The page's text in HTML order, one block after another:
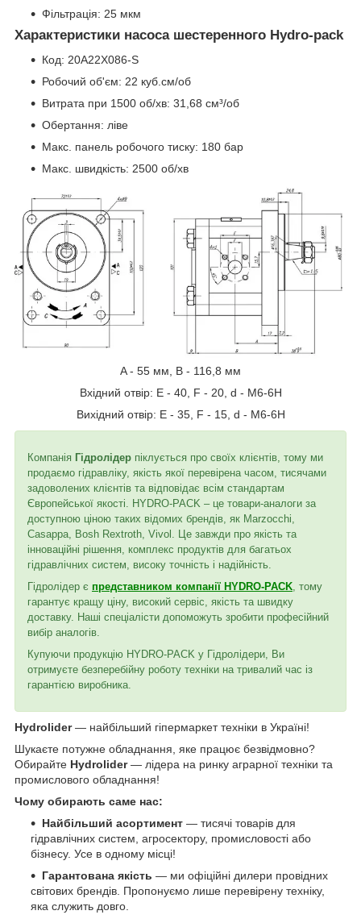
Фільтрація: 25 мкм
Характеристики насоса шестеренного Hydro-pack
Код: 20A22X086-S
Робочий об'єм: 22 куб.см/об
Витрата при 1500 об/хв: 31,68 см³/об
Обертання: ліве
Макс. панель робочого тиску: 180 бар
Макс. швидкість: 2500 об/хв
A - 55 мм, В - 116,8 мм
Вхідний отвір: E - 40, F - 20, d - M6-6H
Вихідний отвір: E - 35, F - 15, d - M6-6H
Компанія Гідролідер піклується про своїх клієнтів, тому ми
продаємо гідравліку, якість якої перевірена часом, тисячами
задоволених клієнтів та відповідає всім стандартам
Європейської якості. HYDRO-PACK – це товари-аналоги за
доступною ціною таких відомих брендів, як Marzocchi,
Casappa, Bosh Rextroth, Vivol. Це завжди про якість та
інноваційні рішення, комплекс продуктів для багатьох
гідравлічних систем, високу точність і надійність.
Гідролідер є представником компанії HYDRO-PACK, тому
гарантує кращу ціну, високий сервіс, якість та швидку
доставку. Наші спеціалісти допоможуть зробити професійний
вибір аналогів.
Купуючи продукцію HYDRO-PACK у Гідролідери, Ви
отримуєте безперебійну роботу техніки на тривалий час із
гарантією виробника.
Hydrolider— найбільший гіпермаркет техніки в Україні!
Шукаєте потужне обладнання, яке працює безвідмовно?
Обирайте Hydrolider— лідера на ринку аграрної техніки та
промислового обладнання!
Чому обирають саме нас:
Найбільший асортимент — тисячі товарів для
гідравлічних систем, агросектору, промисловості або
бізнесу. Усе в одному місці!
Гарантована якість — ми офіційні дилери провідних
світових брендів. Пропонуємо лише перевірену техніку,
яка служить довго.